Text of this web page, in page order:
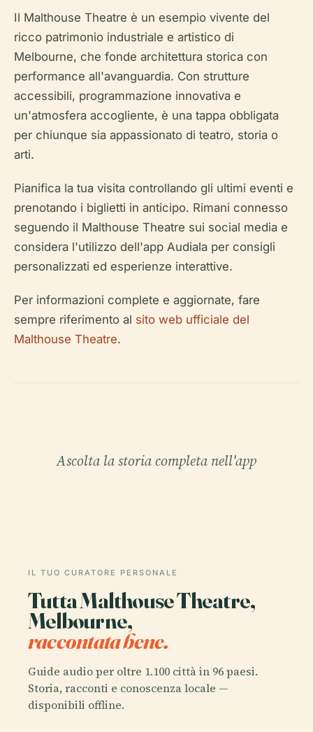
Il Malthouse Theatre è un esempio vivente del
ricco patrimonio industriale e artistico di
Melbourne, che fonde architettura storica con
performance all'avanguardia. Con strutture
accessibili, programmazione innovativa e
un'atmosfera accogliente, è una tappa obbligata
per chiunque sia appassionato di teatro, storia o
arti.
Pianifica la tua visita controllando gli ultimi eventi e
prenotando i biglietti in anticipo. Rimani connesso
seguendo il Malthouse Theatre sui social media e
considera l'utilizzo dell'app Audiala per consigli
personalizzati ed esperienze interattive.
Per informazioni complete e aggiornate, fare
sempre riferimento al sito web ufficiale del
Malthouse Theatre.
Ascolta la storia completa nell'app
IL TUO CURATORE PERSONALE
Tutta Malthouse Theatre,
Melbourne,
raccontata bene.
Guide audio per oltre 1.100 città in 96 paesi.
Storia, racconti e conoscenza locale —
disponibili offline.